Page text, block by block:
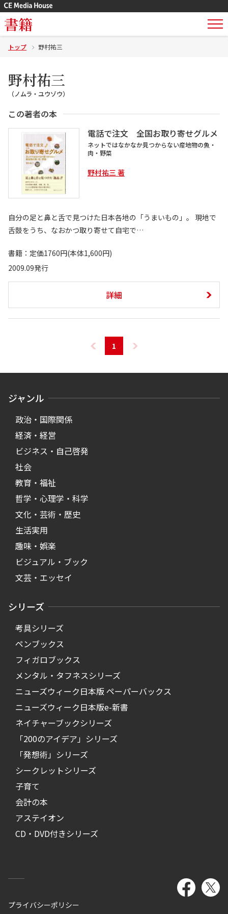
書籍
トップ 野村祐三
野村祐三
（ノムラ・ユウゾウ）
この著者の本
電話で注文 全国お取り寄せグルメ
ネットではなかなか見つからない産地物の魚・
肉・野菜
野村祐三 著
自分の足と鼻と舌で見つけた日本各地の「うまいもの」。 現地で
舌鼓をうち、なおかつ取り寄せて自宅で…
書籍：定価1760円(本体1,600円)
2009.09発行
詳細
1
ジャンル
政治・国際関係
経済・経営
ビジネス・自己啓発
社会
教育・福祉
哲学・心理学・科学
文化・芸術・歴史
生活実用
趣味・娯楽
ビジュアル・ブック
文芸・エッセイ
シリーズ
考具シリーズ
ペンブックス
フィガロブックス
メンタル・タフネスシリーズ
ニューズウィーク日本版 ペーパーバックス
ニューズウィーク日本版e-新書
ネイチャーブックシリーズ
「200のアイデア」シリーズ
「発想術」シリーズ
シークレットシリーズ
子育て
会計の本
アステイオン
CD・DVD付きシリーズ
プライバシーポリシー